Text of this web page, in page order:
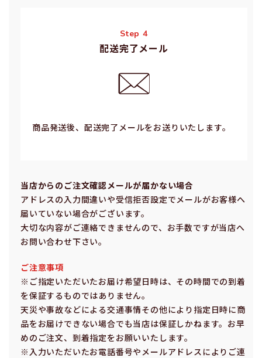
Step 4
配送完了メール
商品発送後、配送完了メールをお送りいたします。
当店からのご注⽂確認メールが届かない場合
アドレスの⼊⼒間違いや受信拒否設定でメールがお客様へ
届いていない場合がございます。
⼤切な内容がご連絡できませんので、お⼿数ですが当店へ
お問い合わせ下さい。
ご注意事項
※ご指定いただいたお届け希望⽇時は、その時間での到着
を保証するものではありません。
天災や事故などによる交通事情その他により指定⽇時に商
品をお届けできない場合でも当店は保証しかねます。お早
めのご注⽂、到着指定をお願いいたします。
※⼊⼒いただいたお電話番号やメールアドレスによりご連